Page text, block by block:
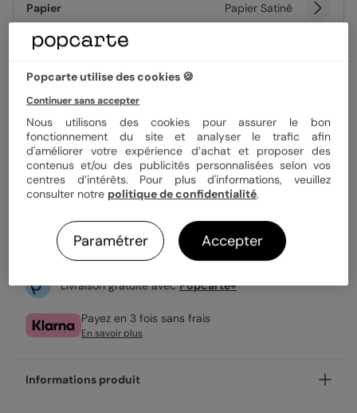
Papier Papier Satiné
3,49 €
Enveloppe blanche offerte
Fabrication française
Expédition rapide en 24h
Personnaliser
Livraison gratuite avecPopcarte+
Payez en 3 fois sans frais
En savoir plus
Informations produit
Popcarte utilise des cookies 🍪
Continuer sans accepter
Nous utilisons des cookies pour assurer le bon
fonctionnement du site et analyser le trafic afin
d'améliorer votre expérience d’achat et proposer des
contenus et/ou des publicités personnalisées selon vos
centres d’intérêts. Pour plus d'informations, veuillez
consulter notre politique de confidentialité.
Paramétrer Accepter